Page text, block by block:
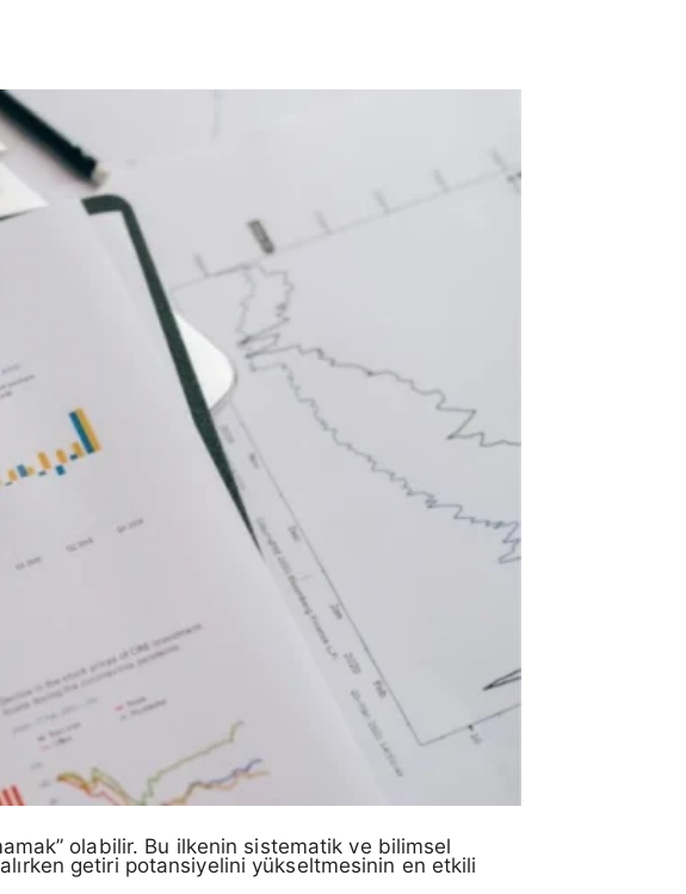
olabilir. Bu ilkenin sistematik ve bilimsel
alırken getiri potansiyelini yükseltmesinin en etkili